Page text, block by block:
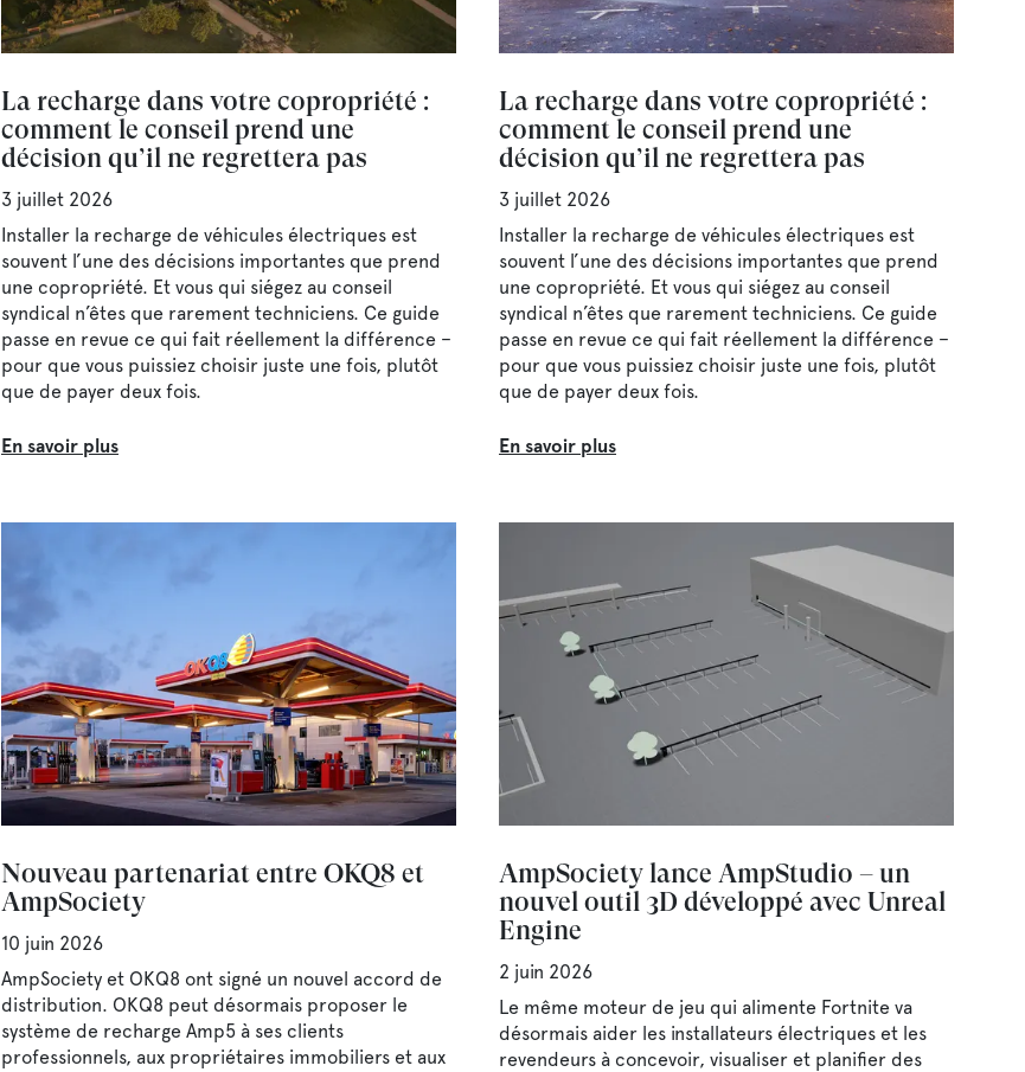
La recharge dans votre copropriété :
comment le conseil prend une
décision qu’il ne regrettera pas
3 juillet 2026
Installer la recharge de véhicules électriques est
souvent l’une des décisions importantes que prend
une copropriété. Et vous qui siégez au conseil
syndical n’êtes que rarement techniciens. Ce guide
passe en revue ce qui fait réellement la différence –
pour que vous puissiez choisir juste une fois, plutôt
que de payer deux fois.
En savoir plus
La recharge dans votre copropriété :
comment le conseil prend une
décision qu’il ne regrettera pas
3 juillet 2026
Installer la recharge de véhicules électriques est
souvent l’une des décisions importantes que prend
une copropriété. Et vous qui siégez au conseil
syndical n’êtes que rarement techniciens. Ce guide
passe en revue ce qui fait réellement la différence –
pour que vous puissiez choisir juste une fois, plutôt
que de payer deux fois.
En savoir plus
Nouveau partenariat entre OKQ8 et
AmpSociety
10 juin 2026
AmpSociety et OKQ8 ont signé un nouvel accord de
distribution. OKQ8 peut désormais proposer le
système de recharge Amp5 à ses clients
professionnels, aux propriétaires immobiliers et aux
AmpSociety lance AmpStudio – un
nouvel outil 3D développé avec Unreal
Engine
2 juin 2026
Le même moteur de jeu qui alimente Fortnite va
désormais aider les installateurs électriques et les
revendeurs à concevoir, visualiser et planifier des